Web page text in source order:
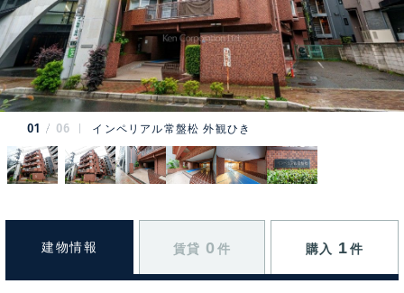
01 06 インペリアル常盤松 外観ひき
建物情報 賃貸 0 件 購入 1 件